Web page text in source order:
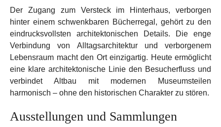
Der Zugang zum Versteck im Hinterhaus, verborgen
hinter einem schwenkbaren Bücherregal, gehört zu den
eindrucksvollsten architektonischen Details. Die enge
Verbindung von Alltagsarchitektur und verborgenem
Lebensraum macht den Ort einzigartig. Heute ermöglicht
eine klare architektonische Linie den Besucherfluss und
verbindet Altbau mit modernen Museumsteilen
harmonisch – ohne den historischen Charakter zu stören.
Ausstellungen und Sammlungen